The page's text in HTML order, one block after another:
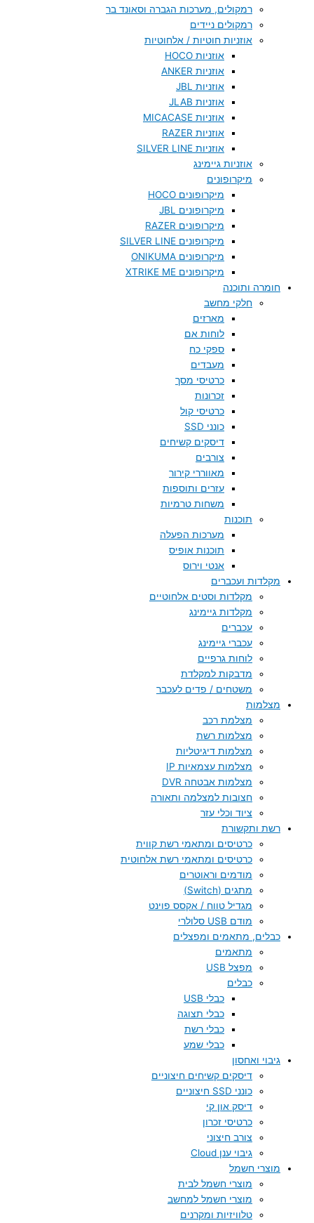
רמקולים, מערכות הגברה וסאונד בר
רמקולים ניידים
אוזניות חוטיות / אלחוטיות
אוזניות HOCO
אוזניות ANKER
אוזניות JBL
אוזניות JLAB
אוזניות MICACASE
אוזניות RAZER
אוזניות SILVER LINE
אוזניות גיימינג
מיקרופונים
מיקרופונים HOCO
מיקרופונים JBL
מיקרופונים RAZER
מיקרופונים SILVER LINE
מיקרופונים ONIKUMA
מיקרופונים XTRIKE ME
חומרה ותוכנה
חלקי מחשב
מארזים
לוחות אם
ספקי כח
מעבדים
כרטיסי מסך
זכרונות
כרטיסי קול
כונני SSD
דיסקים קשיחים
צורבים
מאווררי קירור
עזרים ותוספות
משחות טרמיות
תוכנות
מערכות הפעלה
תוכנות אופיס
אנטי וירוס
מקלדות ועכברים
מקלדות וסטים אלחוטיים
מקלדות גיימינג
עכברים
עכברי גיימינג
לוחות גרפיים
מדבקות למקלדת
משטחים / פדים לעכבר
מצלמות
מצלמת רכב
מצלמות רשת
מצלמות דיגיטליות
מצלמות עצמאיות IP
מצלמות אבטחה DVR
חצובות למצלמה ותאורה
ציוד וכלי עזר
רשת ותקשורת
כרטיסים ומתאמי רשת קווית
כרטיסים ומתאמי רשת אלחוטית
מודמים וראוטרים
מתגים (Switch)
מגדיל טווח / אקסס פוינט
מודם USB סלולרי
כבלים, מתאמים ומפצלים
מתאמים
מפצל USB
כבלים
כבלי USB
כבלי תצוגה
כבלי רשת
כבלי שמע
גיבוי ואחסון
דיסקים קשיחים חיצוניים
כונני SSD חיצוניים
דיסק און קי
כרטיסי זכרון
צורב חיצוני
גיבוי ענן Cloud
מוצרי חשמל
מוצרי חשמל לבית
מוצרי חשמל למחשב
טלוויזיות ומקרנים